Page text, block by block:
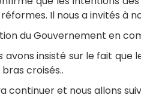
Il nous a invités à
du Gouvernement en
avons insisté sur le fait
croisés..
et nous allons